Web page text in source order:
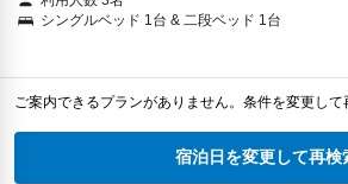
シングルベッド 1台 & 二段ベッド 1台
ご案内できるプランがありません。条件を変更して
宿泊日を変更して再検